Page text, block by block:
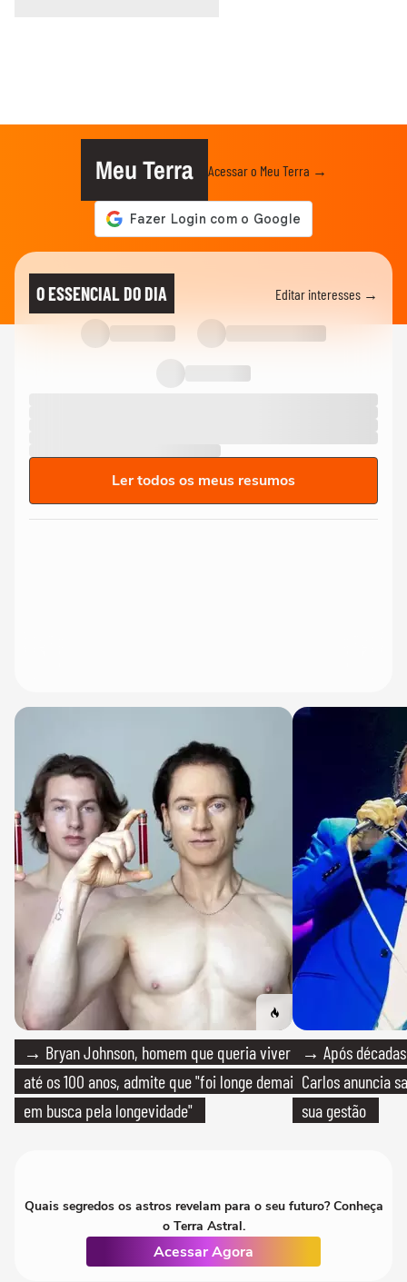
Meu Terra Acessar o Meu Terra →
O ESSENCIAL DO DIA Editar interesses →
Ler todos os meus resumos
→ Bryan Johnson, homem que queria viver
até os 100 anos, admite que "foi longe demais
em busca pela longevidade"
→ Após
Carlos anuncia
sua gestão
Quais segredos os astros revelam para o seu futuro? Conheça
o Terra Astral.
Acessar Agora